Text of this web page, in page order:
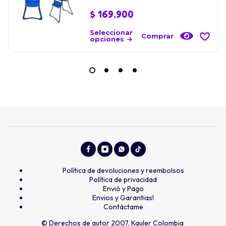
$ 169.900
Seleccionar
opciones
Comprar
Política de devoluciones y reembolsos
Política de privacidad
Envió y Pago
Envios y Garantias!
Contáctame
© Derechos de autor 2007, Kauler Colombia